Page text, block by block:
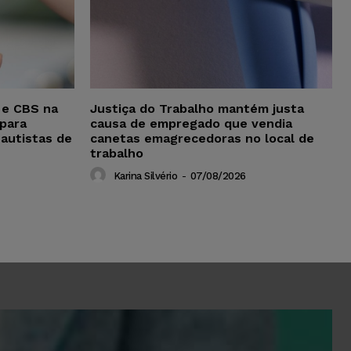
CBS na
de
Justiça do Trabalho mantém justa
causa de empregado que vendia
canetas emagrecedoras no local de
trabalho
Karina Silvério - 07/08/2026